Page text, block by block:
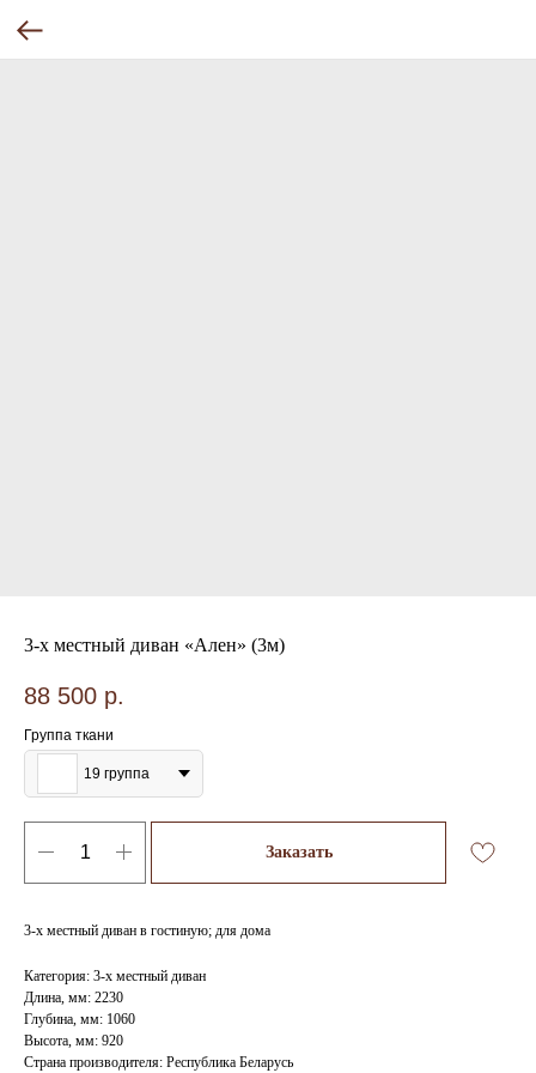
3-х местный диван «Ален» (3м)
88 500 р.
Группа ткани
19 группа
Заказать
3-х местный диван в гостиную; для дома
Категория: 3-х местный диван
Длина, мм: 2230
Глубина, мм: 1060
Высота, мм: 920
Страна производителя: Республика Беларусь